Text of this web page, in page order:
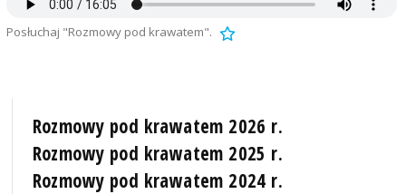
Posłuchaj "Rozmowy pod krawatem".
Rozmowy pod krawatem 2026 r.
Rozmowy pod krawatem 2025 r.
Rozmowy pod krawatem 2024 r.